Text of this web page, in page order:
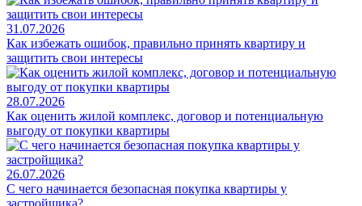
31.07.2026
Как избежать ошибок, правильно принять квартиру и
защитить свои интересы
28.07.2026
Как оценить жилой комплекс, договор и потенциальную
выгоду от покупки квартиры
26.07.2026
С чего начинается безопасная покупка квартиры у